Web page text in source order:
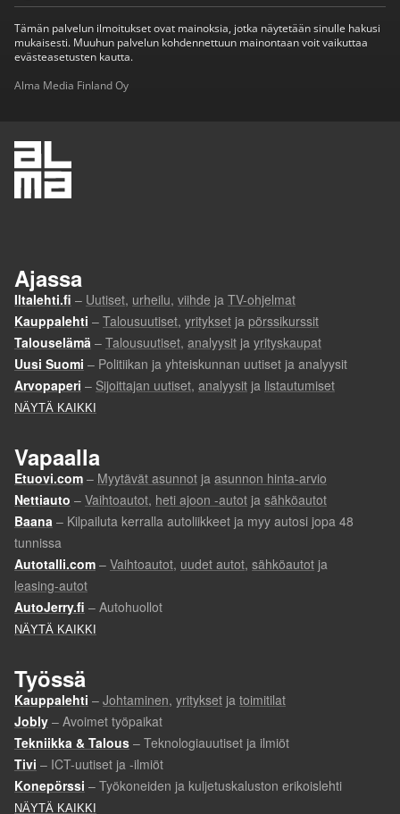
Tämän palvelun ilmoitukset ovat mainoksia, jotka näytetään sinulle hakusi
mukaisesti. Muuhun palvelun kohdennettuun mainontaan voit vaikuttaa
evästeasetusten kautta.
Alma Media Finland Oy